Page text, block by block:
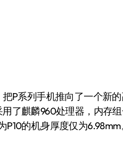
系列手机推向了一个新的
了麒麟960处理器，内存
P10的机身厚度仅为